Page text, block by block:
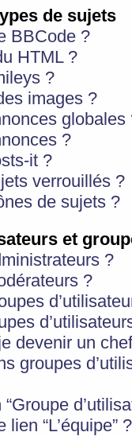
de sujets
BBCode ?
HTML ?
?
images ?
globales
?
it ?
verrouillés ?
de sujets ?
et
?
?
devenir un
groupes
“Groupe
lien “L’équipe” ?